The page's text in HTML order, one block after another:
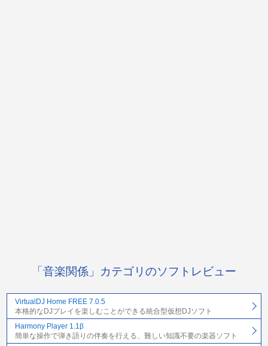
「音楽関係」カテゴリのソフトレビュー
VirtualDJ Home FREE 7.0.5
本格的なDJプレイを楽しむことができる統合型仮想DJソフト
Harmony Player 1.1β
簡単な操作で弾き語りの伴奏を行える、難しい知識不要の楽器ソフト